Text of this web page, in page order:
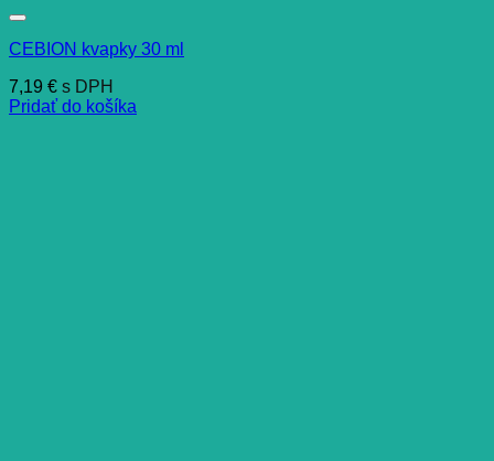
CEBION kvapky 30 ml
7,19 € s DPH
Pridať do košíka